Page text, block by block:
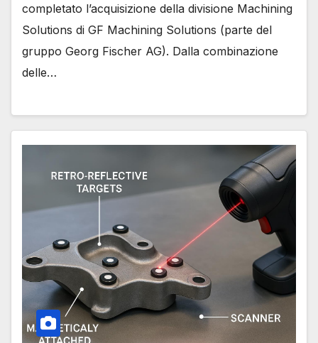
completato l’acquisizione della divisione Machining
Solutions di GF Machining Solutions (parte del
gruppo Georg Fischer AG). Dalla combinazione
delle…